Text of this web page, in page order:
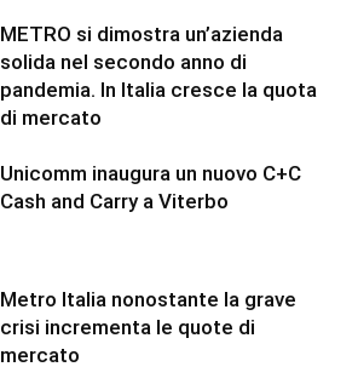
METRO si dimostra un’azienda
solida nel secondo anno di
pandemia. In Italia cresce la quota
di mercato
Unicomm inaugura un nuovo C+C
Cash and Carry a Viterbo
Metro Italia nonostante la grave
crisi incrementa le quote di
mercato